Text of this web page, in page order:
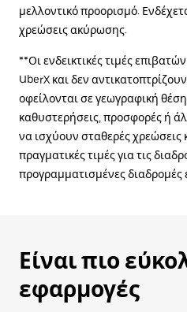
μελλοντικό προορισμό.
χρεώσεις ακύρωσης.
**Οι ενδεικτικές τιμές
UberX και δεν
οφείλονται σε γεωγραφική
καθυστερήσεις, προσφορές ή
να ισχύουν σταθερές χρεώσεις
πραγματικές τιμές για τις
προγραμματισμένες διαδρομές
Είναι πιο
εφαρμογές